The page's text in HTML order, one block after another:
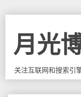
月光
关注互联网和搜索引